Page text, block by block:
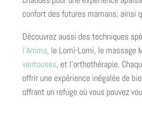
confort des futures mamans, ainsi
Découvrez aussi des techniques
l’Amma, le Lomi-Lomi, le massage
ventouses, et l’orthothérapie.
offrir une expérience inégalée de
offrant un refuge où vous pouvez